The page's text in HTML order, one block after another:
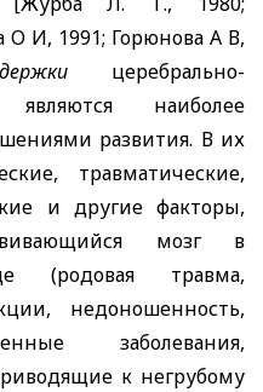
О И, 1991; Горюнова А В,
церебрально-
являются наиболее
развития. В их
травматические,
и другие факторы,
мозг в
(родовая травма,
недоношенность,
заболевания,
к негрубому